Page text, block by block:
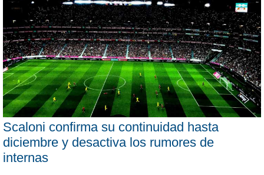
Scaloni confirma su continuidad hasta
diciembre y desactiva los rumores de
internas